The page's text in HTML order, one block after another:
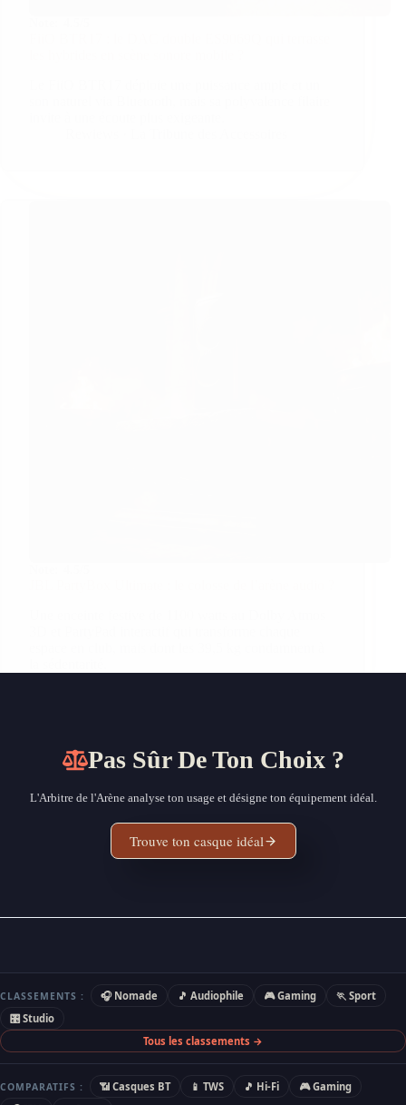
Pas Sûr De Ton Choix ?
L'Arbitre de l'Arène analyse ton usage et désigne ton équipement idéal.
Trouve ton casque idéal
CLASSEMENTS : 🎧 Nomade 🎵 Audiophile 🎮 Gaming
🏃 Sport
🎛 Studio
Tous les classements →
COMPARATIFS : 📶 Casques BT 📱 TWS 🎵 Hi-Fi
🎮 Gaming